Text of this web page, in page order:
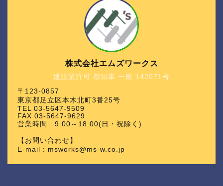
建設業許可 都知事 一般 142071号
株式会社エムズワークス
〒123-0857
東京都足立区本木北町3番25号
TEL 03-5647-9509
FAX 03-5647-9629
営業時間 9:00～18:00(日・祝除く)
【お問い合わせ】
E-mail：msworks@ms-w.co.jp